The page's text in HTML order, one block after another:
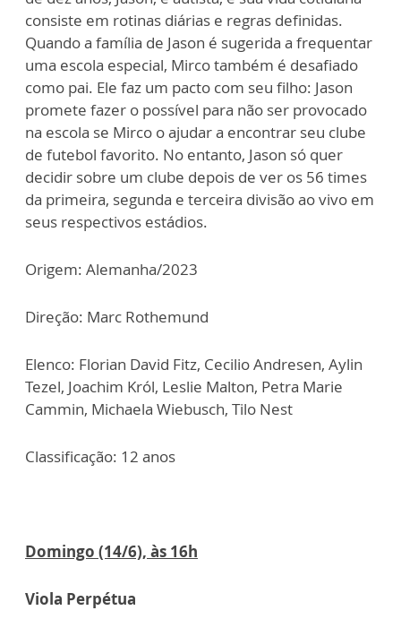
consiste em rotinas diárias e regras definidas.
Quando a família de Jason é sugerida a frequentar
uma escola especial, Mirco também é desafiado
como pai. Ele faz um pacto com seu filho: Jason
promete fazer o possível para não ser provocado
na escola se Mirco o ajudar a encontrar seu clube
de futebol favorito. No entanto, Jason só quer
decidir sobre um clube depois de ver os 56 times
da primeira, segunda e terceira divisão ao vivo em
seus respectivos estádios.
Origem: Alemanha/2023
Direção: Marc Rothemund
Elenco: Florian David Fitz, Cecilio Andresen, Aylin
Tezel, Joachim Król, Leslie Malton, Petra Marie
Cammin, Michaela Wiebusch, Tilo Nest
Classificação: 12 anos
Domingo (14/6), às 16h
Viola Perpétua